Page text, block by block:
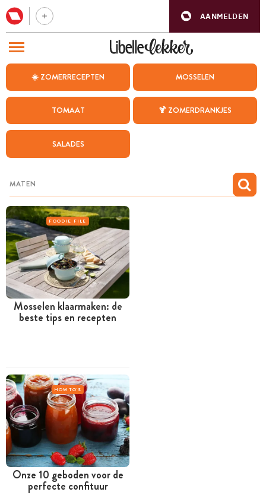
AANMELDEN
☀️ ZOMERRECEPTEN MOSSELEN
TOMAAT 🍹 ZOMERDRANKJES
SALADES
FOODIE FILE
Mosselen klaarmaken: de
beste tips en recepten
HOW TO'S
Onze 10 geboden voor de
perfecte confituur
BEZOEK ONZE ANDERE WEBSITES
WEEKMENU
CHAT MET MAIA
MIJN BEWAARDE RECEPTEN